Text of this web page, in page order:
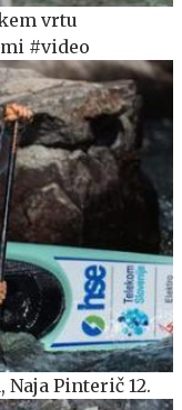
vrtu
#video
Naja Pinterič 12.